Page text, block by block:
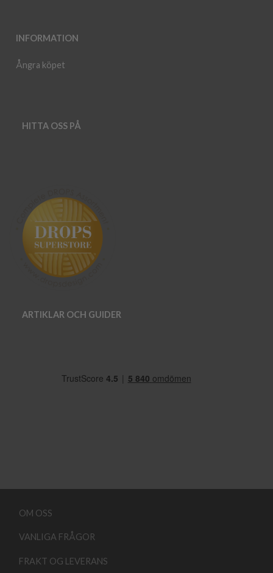
INFORMATION
Ångra köpet
HITTA OSS PÅ
ARTIKLAR OCH GUIDER
OM OSS
VANLIGA FRÅGOR
FRAKT OG LEVERANS